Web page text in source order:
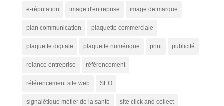
e-réputation image d'entreprise image de marque
plan communication plaquette commerciale
plaquette digitale plaquette numérique print publicité
relance entreprise référencement
référencement site web SEO
signalétique métier de la santé site click and collect